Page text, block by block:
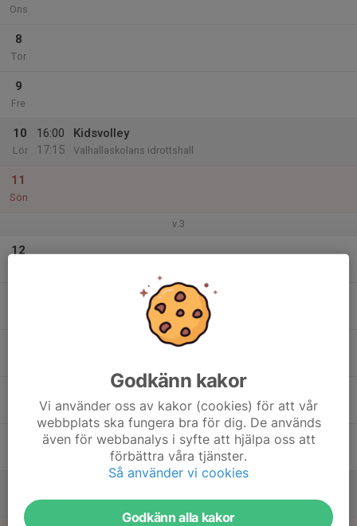
Ons
8
Tor
9
Fre
10
Lör
16:00
17:15
Kidsvolley
Valhallaskolans idrottshall
11
Sön
v.3
12
17:15
Valhallaskolans idrottshall
Godkänn kakor
Vi använder oss av kakor (cookies) för att vår
webbplats ska fungera bra för dig. De används
även för webbanalys i syfte att hjälpa oss att
förbättra våra tjänster.
Så använder vi cookies
Godkänn alla kakor